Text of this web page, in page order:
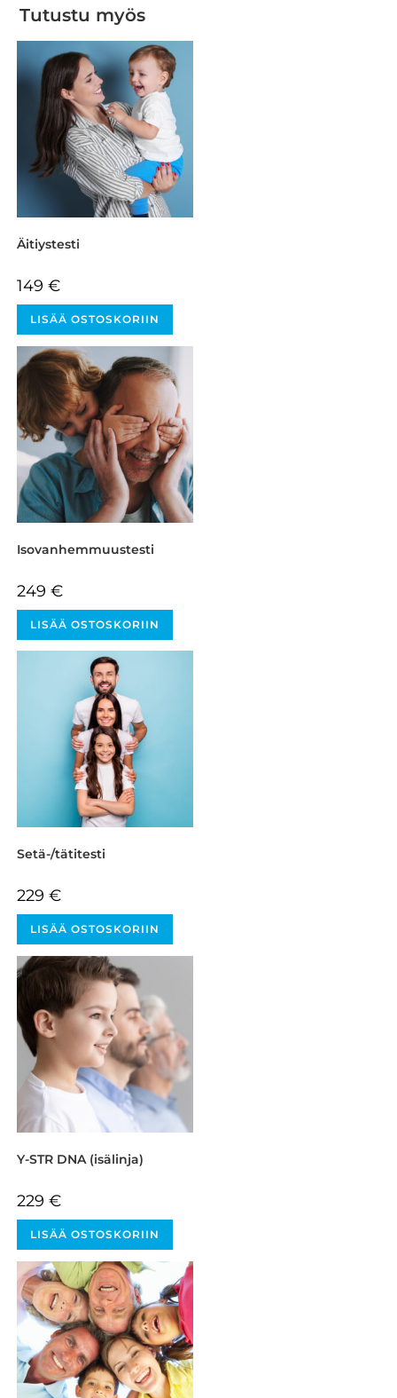
Tutustu myös
Äitiystesti
149 €
LISÄÄ OSTOSKORIIN
Isovanhemmuustesti
249 €
LISÄÄ OSTOSKORIIN
Setä-/tätitesti
229 €
LISÄÄ OSTOSKORIIN
Y-STR DNA (isälinja)
229 €
LISÄÄ OSTOSKORIIN